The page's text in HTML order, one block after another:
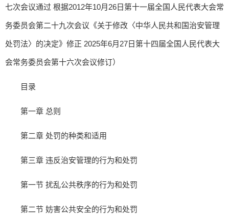
七次会议通过 根据2012年10月26日第十一届全国人民代表大会常
务委员会第二十九次会议《关于修改〈中华人民共和国治安管理
处罚法〉的决定》修正 2025年6月27日第十四届全国人民代表大
会常务委员会第十六次会议修订）
目录
第一章 总则
第二章 处罚的种类和适用
第三章 违反治安管理的行为和处罚
第一节 扰乱公共秩序的行为和处罚
第二节 妨害公共安全的行为和处罚